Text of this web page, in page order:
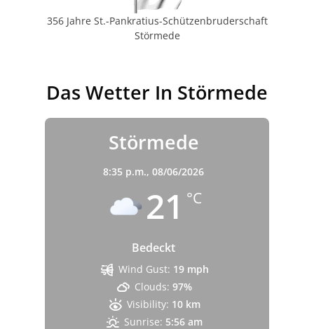
356 Jahre St.-Pankratius-Schützenbruderschaft
Störmede
Das Wetter In Störmede
Störmede
8:35 p.m., 08/06/2026
21 °C
Bedeckt
Wind Gust: 19 mph
Clouds: 97%
Visibility: 10 km
Sunrise: 5:56 am